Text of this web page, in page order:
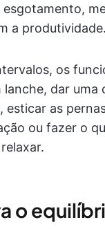
esgotamento,
a produtividade.
os
dar uma
esticar as
ou fazer o
o